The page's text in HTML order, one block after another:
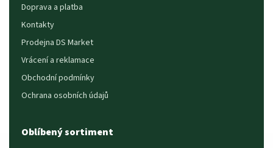
Doprava a platba
Kontakty
Prodejna DS Market
Vrácení a reklamace
Obchodní podmínky
Ochrana osobních údajů
Oblíbený sortiment